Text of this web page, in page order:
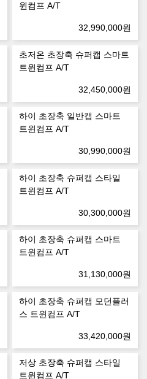
윈컴프 A/T
32,990,000원
초저온 초장축 슈퍼캡 스마트
트윈컴프 A/T
32,450,000원
하이 초장축 일반캡 스마트
트윈컴프 A/T
30,990,000원
하이 초장축 슈퍼캡 스타일
트윈컴프 A/T
30,300,000원
하이 초장축 슈퍼캡 스마트
트윈컴프 A/T
31,130,000원
하이 초장축 슈퍼캡 모던플러
스 트윈컴프 A/T
33,420,000원
저상 초장축 슈퍼캡 스타일
트윈컴프 A/T